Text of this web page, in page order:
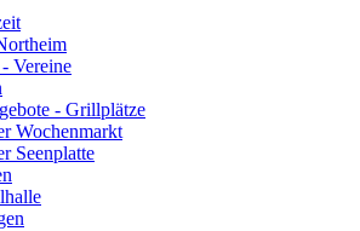
Vereine
- Grillplätze
Wochenmarkt
Seenplatte